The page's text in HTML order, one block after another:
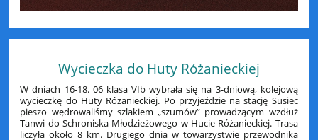
Wycieczka do Huty Różanieckiej
W dniach 16-18. 06 klasa VIb wybrała się na 3-dniową, kolejową
wycieczkę do Huty Różanieckiej. Po przyjeździe na stację Susiec
pieszo wędrowaliśmy szlakiem „szumów” prowadzącym wzdłuż
Tanwi do Schroniska Młodzieżowego w Hucie Różanieckiej. Trasa
liczyła około 8 km. Drugiego dnia w towarzystwie przewodnika